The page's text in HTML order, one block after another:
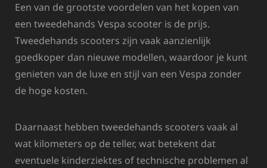
Een van de grootste voordelen van het kopen van
een tweedehands Vespa scooter is de prijs.
Tweedehands scooters zijn vaak aanzienlijk
goedkoper dan nieuwe modellen, waardoor je kunt
genieten van de luxe en stijl van een Vespa zonder
de hoge kosten.
Daarnaast hebben tweedehands scooters vaak al
wat kilometers op de teller, wat betekent dat
eventuele kinderziektes of technische problemen al